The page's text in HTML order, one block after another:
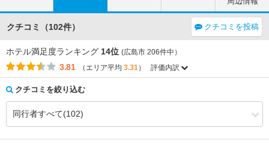
クチコミ（102件） クチコミを投稿
ホテル満足度ランキング 14位 (広島市 206件中）
3.81 （エリア平均 3.31）
評価内訳
評価項目
エリア平均
このホテルの平均
アクセス
コストパフォーマンス
接客対応 3.75 4.04（+0.29）
風呂
食事・ドリンク
クチコミを絞り込む